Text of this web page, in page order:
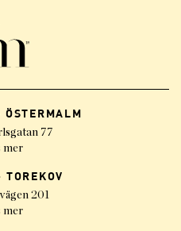
77
mer
201
mer